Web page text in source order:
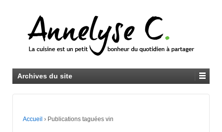
Archives du site
Accueil › Publications taguées vin